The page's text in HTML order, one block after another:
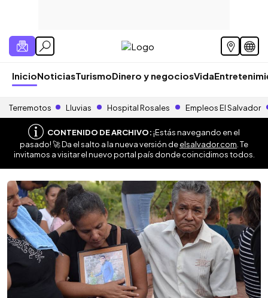
InicioNoticiasTurismoDinero y negociosVida
Terremotos Lluvias Hospital Rosales Empleos El Salvador
CONTENIDO DE ARCHIVO:¡Estás navegando en el
pasado! 🚀 Da el salto a la nueva versión deelsalvador.com . Te
invitamos a visitar el nuevo portal país donde coincidimos todos.